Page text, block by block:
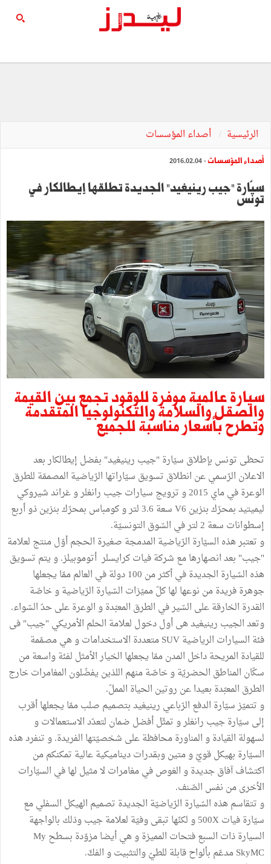
الرئيسية أصداء المؤسسات
أصداء المؤسسات- 2016.02.04
سيّارة "جيب رينيغيد" الجديدة تطلقها إيطالكار في
تونس
سيارة عالمية موفرة للوقود تجمع بين القيمة
والصقل والسلامة والتكنولوجيا المتقدمة
وتطرح بأسعار مناسبة للجميع
تحظى تونس بإطلاق سيّارة "جيب رينيغيد" بفضل إيطالكار بعد
الاعلان الرّسمي عن انطلاق تسويق سيّاراتها الرّياضية المصممّة للطرق
الوعرة في ماي 2015 و ترويج سيارات جيب رانغلر و غراند شيروكي
ليميتيد بمحرّك بنزين V6 سعة 3.6 لتر و كومباس بمحرّك بنزين ذو أربع
إسطوانات سعة 2 لتر في السّوق التونسيّة.
و تعتبر هذه السيّارة الرّياضية المدمجة صغيرة الحجم أوّل منتج لعلامة
"جيب" بعد انصهارها مع شركة فيات كرايسلر أتوموبيلز. و يتم تسويق
هذه السّيارة الجديدة في أكثر من 100 دولة في العالم ممّا يجعلها
جوهرة فريدة من نوعها لها كلّ مميّزات السّيارة الرّياضية و خاصّة
القدرة الخارقة على السّير في الطرق المعبّدة و الوعرة على حدّ السّواء.
وتعد الجيب رينيغيد هى أول دخول لعلامة الحلم الأمريكي "جيب" فى
فئة السيارات الرياضية SUV متعددة الاستخدامات و هي مصمّمة
للقيادة المريحة داخل المدن ممّا يجعلها الخيار الأمثل لفئة واسعة من
سكّان المناطق الحضريّة و خاصّة منهم اللذين يفضّلون المغامرات خارج
الطرق المعبّدة بعيدا عن روتين الحياة المملّ.
و تتميّز سيّارة الدفع الرّباعي رينيغيد بتصميم صلب ممّا يجعلها أقرب
إلى سيّارة جيب رانغلر و تمثّل أفضل ضمان لتعدّد الاستعمالات و
لسهولة القيادة و المناورة محافظة على شخصيّتها الفريدة. و تنفرد هذه
السيّارة بهيكل قويّ و متين وبقدرات ديناميكية عالية تمكنكم من
اكتشاف آفاق جديدة و الغوص في مغامرات لا مثيل لها في السيّارات
الأخرى من نفس الصّنف.
و تتقاسم هذه السّيارة الرّياضيّة الجديدة تصميم الهيكل السفلي مع
سيّارة فيات 500X و لكنّها تبقى وفيّة لعلامة جيب وذلك بالواجهة
السيارة ذات السبع فتحات المميزة و هي أيضا مزوّدة بسطح My
SkyMC مدعّم بألواح قابلة للطيّ والتثبيت و الفكّ.